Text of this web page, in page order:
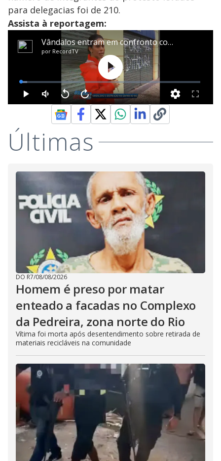
para delegacias foi de 210.
Assista à reportagem:
Últimas
DO R7/08/08/2026
Homem é preso por matar
enteado a facadas no Complexo
da Pedreira, zona norte do Rio
Vítima foi morta após desentendimento sobre retirada de
materiais recicláveis na comunidade